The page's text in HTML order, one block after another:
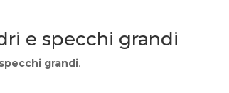
e specchi grandi
grandi.